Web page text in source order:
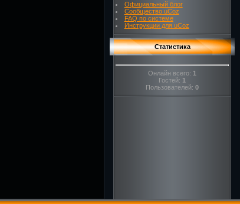
Официальный блог
Сообщество uCoz
FAQ по системе
Инструкции для uCoz
Статистика
Онлайн всего: 1
Гостей: 1
Пользователей: 0